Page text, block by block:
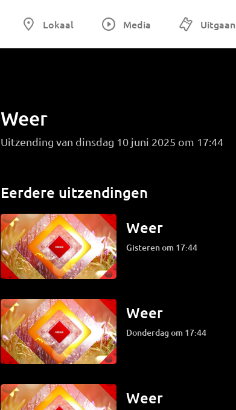
Lokaal Media Uitgaan
Weer
Uitzending van dinsdag 10 juni 2025 om 17:44
Eerdere uitzendingen
Weer
Gisteren om 17:44
Weer
donderdag om 17:44
Weer